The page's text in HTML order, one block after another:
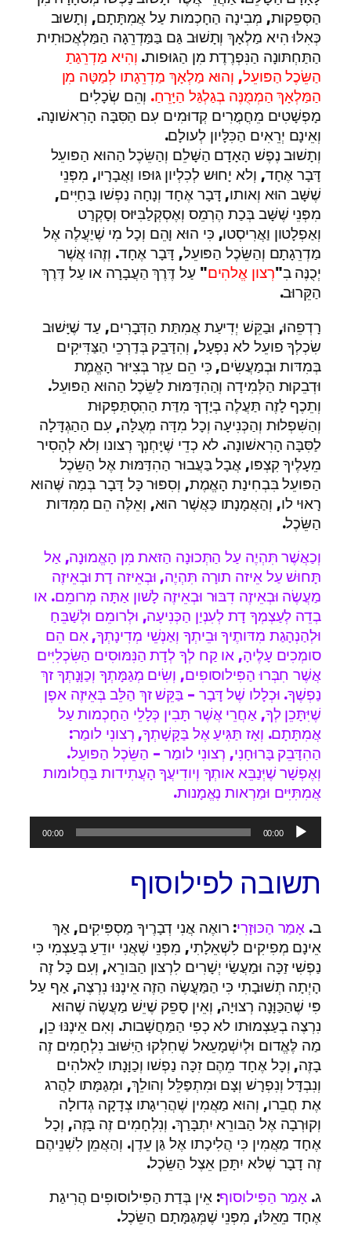
הַסְּפֵקות, מְבִינָה הַחָכְמות עַל אֲמִתָּתָם, וְתָשוּב
כְּאִלּוּ הִיא מַלְאָךְ וְתָשׁוּב גַּם בַּמַּדְרֵגָה הַמַּלְאֲכוּתִית
הַתַּחְתּונָה הַנִּפְרֶדֶת מִן הַגּוּפות. וְהִיא מַדְרֵגַתַ
הַשֵּׂכֶל הַפּועֵל, וְהוּא מַלְאָךְ מַדְרֵגָתו לְמַטָּה מִן
הַמַּלְאָךְ הַמְמֻנֶּה בְגַלְגַּל הַיָּרֵחַ. וְהֵם שְׂכָלִים
מָפְשָׁטִים מֵחֳמֳרִים קְדוּמִים עִם הַסִּבָּה הָרִאשׁונָה.
וְאֵינָם יְרֵאִים הַכִּלָּיון לְעולָם.
וְתָשׁוּב נֶפֶשׁ הָאָדָם הַשָּׁלֵם וְהַשֵּׂכֶל הַהוּא הַפּועֵל
דָּבָר אֶחָד, וְלא יָחוּש לְכִלְיון גּוּפו וַאֲבָרָיו, מִפְּנֵי
שֶׁשָּׁב הוּא וְאותו, דָּבָר אֶחָד וְנָחָה נַפְשׁו בַּחַיִּים,
מִפְּנֵי שֶׁשָּׁב בְּכַת הֶרְמֵס וְאֶסְקְלַבִּיּוּס וְסָקְרַט
וְאַפְלָטון וַאֲרִיסְטו, כִּי הוּא וָהֵם וְכָל מִי שֶׁיַעֲלֶה אֶל
מַדְרֵגָתָם וְהַשֵּׂכֶל הַפּועֵל, דָּבָר אֶחָד. וְזֶהוּ אֲשֶׁר
יְכֻנֶּה בִ"רְצון אֱלהִים" עַל דֶּרֶךְ הַעֲבָרָה או עַל דֶּרֶךְ
הַקֵּרוּב.
רָדְפֵהוּ, וּבַקֵּשׁ יְדִיעַת אֲמִתַּת הַדְּבָרִים, עַד שֶׁיָּשׁוּב
שִׂכְלְךָ פועֵל לא נִפְעָל, וְהִדָּבֵק בְּדַרְכֵי הַצַּדִּיקִים
בְּמִדּות וּבְמַעֲשִׂים, כִּי הֵם עֵזֶר בְּצִיּוּר הָאֱמֶת
וּדְבֵקוּת הַלְּמִידָה וְהַהִדַּמּוּת לַשֵּׂכֶל הַהוּא הַפּועֵל.
וְתֵכֶף לָזֶה תַּעֲלֶה בְיָדְךָ מִדַּת הַהִסְתַּפְּקוּת
וְהַשִּׁפְלוּת וְהַכְּנִיעָה וְכָל מִדָּה מְעֻלָּה, עִם הַהַגְדָּלָה
לַסִּבָּה הָרִאשׁונָה. לא כְדֵי שֶׁיָּחְנְךָ רְצונו וְלא לְהָסִיר
מֵעָלֶיךָ קִצְפּו, אֲבָל בַּעֲבוּר הַהִדַּמּוּת אֶל הַשֵּׂכֶל
הַפּועֵל בִּבְחִינַת הָאֱמֶת, וְסִפּוּר כָּל דָּבָר בְּמַה שֶּׁהוּא
רָאוּי לו, וְהַאֲמָנָתו כַּאֲשֶׁר הוּא, וְאֵלֶּה הֵם מִמִּדּות
הַשֵּׂכֶל.
וְכַאֲשֶׁר תִּהְיֶה עַל הַתְּכוּנָה הַזּאת מִן הָאֱמוּנָה, אַל
תָּחוּשׁ עַל אֵיזה תורָה תִּהְיֶה, וּבְאֵיזה דָת וּבְאֵיזֶה
מַעֲשֶׂה וּבְאֵיזֶה דִבּוּר וּבְאֵיזֶה לָשׁון אַתָּה מְרומֵם. או
בְדֵה לְעַצְמְךָ דָת לְעִנְיַן הַכְּנִיעָה, וּלְרומֵם וּלְשַׁבֵּחַ
וּלְהַנְהָגַת מִדּותֶיךָ וּבֵיתְךָ וְאַנְשֵׁי מְדִינָתְךָ, אִם הֵם
סומְכִים עָלֶיהָ, או קַח לְךָ לְדָת הַנִּמּוּסִים הַשִּׂכְלִיִּים
אֲשֶׁר חִבְּרוּ הַפִּילוסופִים, וְשִׂים מְגַמָּתְךָ וְכַוָּנָתְךָ זךְ
נַפְשֶׁךָ. וּכְלָלו שֶׁל דָּבָר – בַּקֵּשׁ זךְ הַלֵּב בְּאֵיזֶה אפֶן
שֶׁיִּתָּכֵן לְךָ, אַחֲרֵי אֲשֶׁר תָּבִין כְּלָלֵי הַחָכְמות עַל
אֲמִתָּתָם. וְאָז תַּגִּיעַ אֶל בַּקָּשָׁתְךָ, רְצונִי לומַר:
הַהִדָּבֵק בָּרוּחָנִי, רְצונִי לומַר – הַשֵּׂכֶל הַפּועֵל.
וְאֶפְשָׁר שֶׁיְּנַבֵּא אותְךָ וְיודִיעֲךָ הָעֲתִידות בַּחֲלומות
אֲמִתִּיִּים וּמַרְאות נֶאֱמָנות.
אודיו
00:00
00:00
תשובה לפילוסוף
ב. אָמַר הַכּוּזָרִי: רואֶה אֲנִי דְבָרֶיךָ מַסְפִּיקִים, אַךְ
אֵינָם מְפִיקִים לִשְׁאֵלָתִי, מִפְּנֵי שֶׁאֲנִי יודֵעַ בְּעַצְמִי כִּי
נַפְשִׁי זַכָּה וּמַעֲשַׂי יְשָׁרִים לִרְצון הַבּורֵא, וְעִם כָּל זֶה
הָיְתָה תְשׁוּבָתִי כִּי הַמַּעֳשֶׂה הַזֶה אֵינֶנּוּ נִרְצֶה, אַף עַל
פִּי שֶׁהַכַּוָּנָה רְצוּיָה, וְאֵין סָפֵק שֶׁיֵשׁ מַעֲשֶׂה שֶׁהוּא
נִרְצֶה בְעַצְמוּתו לא כְפִי הַמַּחֲשָׁבות. וְאִם אֵינֶנּוּ כֵן,
מַה לֶּאֱדום וּלְיִשְׁמָעֵאל שֶׁחִלְּקוּ הַיִּשּׁוּב נִלְחָמִים זֶה
בָזֶה, וְכָל אֶחָד מֵהֶם זִכָּה נַפְשׁו וְכַוָּנָתו לֵאלהִים
וְנִבְדָּל וְנִפְרָשׁ וְצָם וּמִתְפַּלֵּל וְהולֵךְ, וּמְגַמָּתו לַהֲרג
אֶת חֲבֵרו, וְהוּא מַאֲמִין שֶׁהֲרִיגָתו צְדָקָה גְדולָה
וְקוּרְבָה אֶל הַבּורֵא יִתְבָּרַךְ. וְנִלְחָמִים זֶה בָּזֶה, וְכָל
אֶחָד מַאֲמִין כִּי הֲלִיכָתו אֶל גַּן עֵדֶן. וְהַאֲמֵן לִשְׁנֵיהֶם
זֶה דָבָר שֶׁלּא יִתָּכֵן אֵצֶל הַשֵּׂכֶל.
ג. אָמַר הַפִּילוסוף: אֵין בְּדַת הַפִּילוסופִים הֲרִיגַת
אֶחָד מֵאֵלּוּ, מִפְּנֵי שֶׁמְּגַמָּתָם הַשֵּׂכֶל.